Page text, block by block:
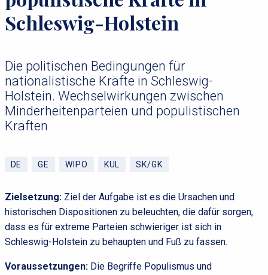
Schleswig-Holstein
Die politischen Bedingungen für
nationalistische Kräfte in Schleswig-
Holstein. Wechselwirkungen zwischen
Minderheitenparteien und populistischen
Kräften
DE GE WIPO KUL SK/GK
Zielsetzung: Ziel der Aufgabe ist es die Ursachen und
historischen Dispositionen zu beleuchten, die dafür sorgen,
dass es für extreme Parteien schwieriger ist sich in
Schleswig-Holstein zu behaupten und Fuß zu fassen.
Voraussetzungen: Die Begriffe Populismus und